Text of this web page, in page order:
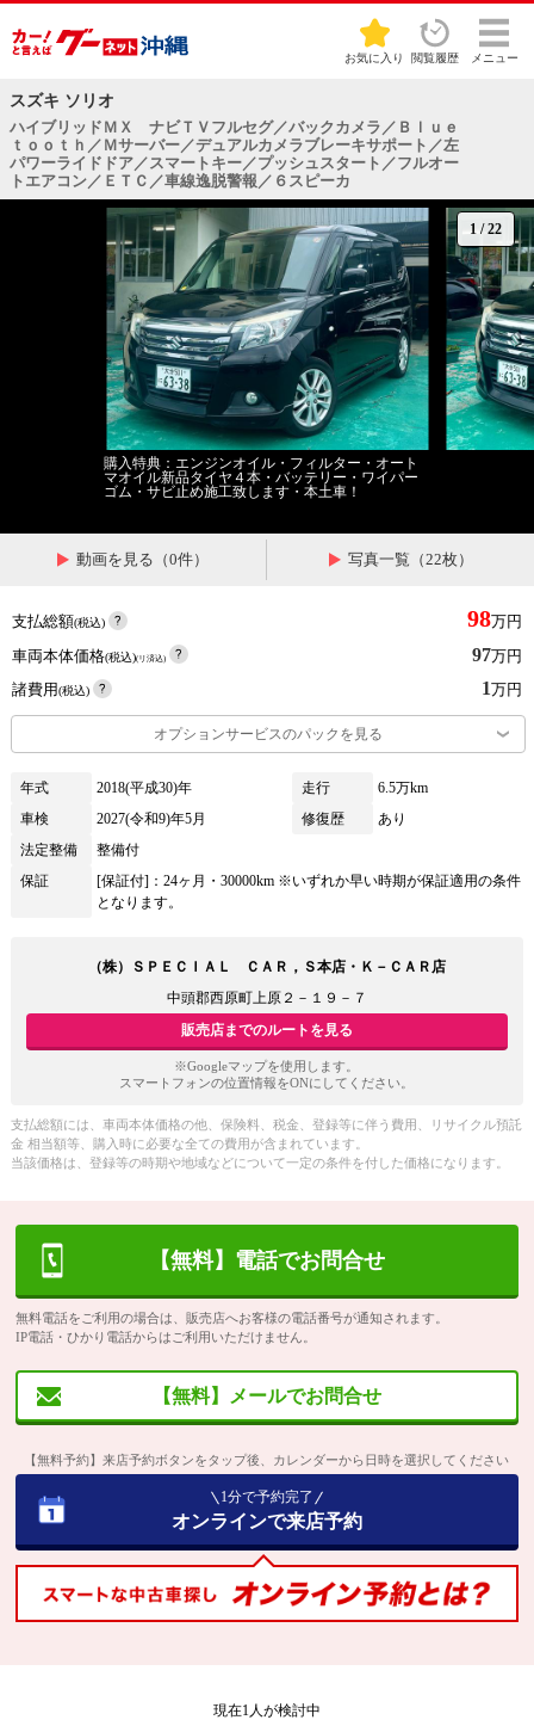
お気に入り 閲覧履歴 メニュー
スズキ ソリオ
ハイブリッドＭＸ ナビＴＶフルセグ／バックカメラ／Ｂｌｕｅ
ｔｏｏｔｈ／Ｍサーバー／デュアルカメラブレーキサポート／左
パワーライドドア／スマートキー／プッシュスタート／フルオー
トエアコン／ＥＴＣ／車線逸脱警報／６スピーカ
1 /22
購入特典：エンジンオイル・フィルター・オート
マオイル新品タイヤ４本・バッテリー・ワイパー
ゴム・サビ止め施工致します・本土車！
動画を見る（0件） 写真一覧（22枚）
支払総額(税込) 98万円
車両本体価格(税込)(リ済込) 97万円
諸費用(税込) 1万円
オプションサービスのパックを見る
年式 2018(平成30)年 走行
6.5万km
車検
2027(令和9)年5月 修復歴
あり
法定整備
整備付
保証
[保証付]：24ヶ月・30000km ※いずれか早い時期が保証適用の条件
となります。
（株）ＳＰＥＣＩＡＬ ＣＡＲ，Ｓ本店・Ｋ－ＣＡＲ店
中頭郡西原町上原２－１９－７
販売店までのルートを見る
※Googleマップを使用します。
スマートフォンの位置情報をONにしてください。
支払総額には、車両本体価格の他、保険料、税金、登録等に伴う費用、リサイクル預託
金 相当額等、購入時に必要な全ての費用が含まれています。
当該価格は、登録等の時期や地域などについて一定の条件を付した価格になります。
【無料】電話でお問合せ
無料電話をご利用の場合は、販売店へお客様の電話番号が通知されます。
IP電話・ひかり電話からはご利用いただけません。
【無料】メールでお問合せ
【無料予約】来店予約ボタンをタップ後、カレンダーから日時を選択してください
1分で予約完了
オンラインで来店予約
現在1 人が検討中